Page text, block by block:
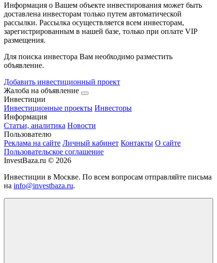
Информация о Вашем объекте инвестирования может быть
доставлена инвесторам только путем автоматической
рассылки. Рассылка осуществляется всем инвесторам,
зарегистрированным в нашей базе, только при оплате VIP
размещения.
Для поиска инвестора Вам необходимо разместить
объявление.
Добавить инвестиционный проект
Жалоба на объявление
Инвестиции
Инвестиционные проекты Инвесторы
Информация
Статьи, аналитика Новости
Пользователю
Реклама на сайте Личный кабинет Контакты О сайте
Пользовательское соглашение
InvestBaza.ru © 2026
Инвестиции в Москве. По всем вопросам отправляйте письма
на info@investbaza.ru.